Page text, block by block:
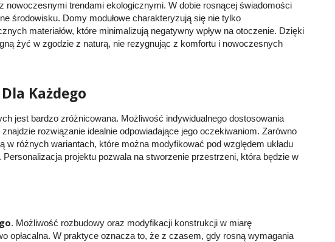
nowoczesnymi trendami ekologicznymi. W dobie rosnącej świadomości
środowisku. Domy modułowe charakteryzują się nie tylko
materiałów, które minimalizują negatywny wpływ na otoczenie. Dzięki
żyć w zgodzie z naturą, nie rezygnując z komfortu i nowoczesnych
Każdego
jest bardzo zróżnicowana. Możliwość indywidualnego dostosowania
znajdzie rozwiązanie idealnie odpowiadające jego oczekiwaniom. Zarówno
w różnych wariantach, które można modyfikować pod względem układu
projektu pozwala na stworzenie przestrzeni, która będzie w
. Możliwość rozbudowy oraz modyfikacji konstrukcji w miarę
opłacalna. W praktyce oznacza to, że z czasem, gdy rosną wymagania